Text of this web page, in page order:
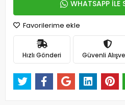
WHATSAPP İLE
Favorilerime ekle
Hızlı Gönderi Güvenli